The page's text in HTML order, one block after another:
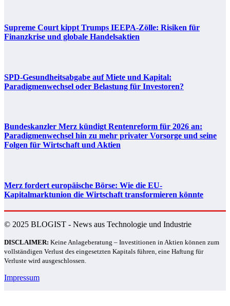
Supreme Court kippt Trumps IEEPA-Zölle: Risiken für
Finanzkrise und globale Handelsaktien
SPD-Gesundheitsabgabe auf Miete und Kapital:
Paradigmenwechsel oder Belastung für Investoren?
Bundeskanzler Merz kündigt Rentenreform für 2026 an:
Paradigmenwechsel hin zu mehr privater Vorsorge und seine
Folgen für Wirtschaft und Aktien
Merz fordert europäische Börse: Wie die EU-
Kapitalmarktunion die Wirtschaft transformieren könnte
© 2025 BLOGIST - News aus Technologie und Industrie
DISCLAIMER: Keine Anlageberatung – Investitionen in Aktien können zum
vollständigen Verlust des eingesetzten Kapitals führen, eine Haftung für
Verluste wird ausgeschlossen.
Impressum